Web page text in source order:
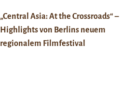
„Central Asia: At the Crossroads“ –
Highlights von Berlins neuem
regionalem Filmfestival